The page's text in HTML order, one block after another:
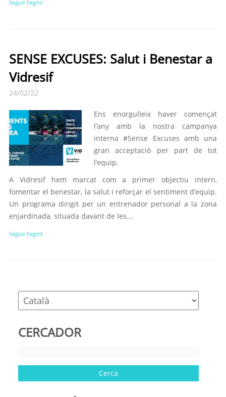
Seguir llegint
SENSE EXCUSES: Salut i Benestar a
Vidresif
24/02/22
Ens enorgulleix haver començat
l’any amb la nostra campanya
interna #Sense Excuses amb una
gran acceptació per part de tot
l’equip.
A Vidresif hem marcat com a primer objectiu intern,
fomentar el benestar, la salut i reforçar el sentiment d’equip.
Un programa dirigit per un entrenador personal a la zona
enjardinada, situada davant de les...
Seguir llegint
CERCADOR